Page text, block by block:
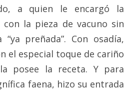
a quien le encargó la
la pieza de vacuno sin
preñada”. Con osadía,
el especial toque de cariño
posee la receta. Y para
faena, hizo su entrada